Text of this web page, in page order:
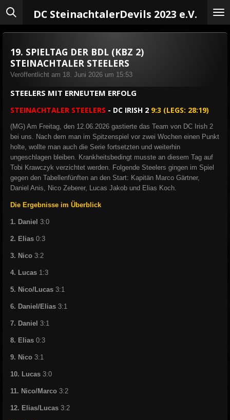
Zum
HauptinhaltDC SteinachtalerDevils 2023 e.V.
19. SPIELTAG DER BDL (KBZ 2)
STEINACHTALER STEELERS
Veröffentlicht am 18. Juni 2026 um 15:53
STEELERS MIT ERNEUTEM ERFOLG
STEINACHTALER STEELERS - DC IRISH 2 9:3 (LEGS: 28:19)
(MG) Am Freitag, den 12.06.2026 gastierte das Team von DC Irish 2
bei uns. Nach dem man im Spitzenspiel vor zwei Wochen einen Punkt
holte, wollte man auch die Serie fortsetzten und weiterhin
ungeschlagen bleiben. Krankheitsbedingt musste an diesem Tag auf
Tobi Krawczyk verzichtet werden. Folgende Steelers gingen im Spiel
gegen den Tabellenfünften an den Start: Kapitän Marco Gärtner,
Daniel Anis, Nico Zeberer, Lucas Jakob und Elias Koch.
Die Ergebnisse im Überblick
1. Daniel 3:0
2. Elias 0:3
3. Nico 3:2
4. Lucas 1:3
5. Nico/Lucas 3:1
6. Daniel/Elias 3:1
7. Daniel 3:1
8. Elias 0:3
9. Nico 3:1
10. Lucas 3:0
11. Nico/Marco 3:2
12. Elias/Lucas 3:2